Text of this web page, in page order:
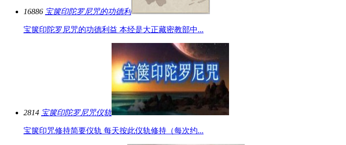
16886 宝箧印陀罗尼咒的功德利
宝箧印陀罗尼咒的功德利益 本经是大正藏密教部中...
2814 宝箧印陀罗尼咒仪轨
宝箧印咒修持简要仪轨 每天按此仪轨修持（每次约...